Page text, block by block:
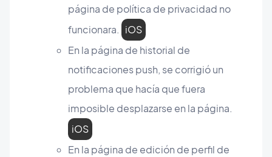
página de política de privacidad no
funcionara. iOS
En la página de historial de
notificaciones push, se corrigió un
problema que hacía que fuera
imposible desplazarse en la página.
iOS
En la página de edición de perfil de